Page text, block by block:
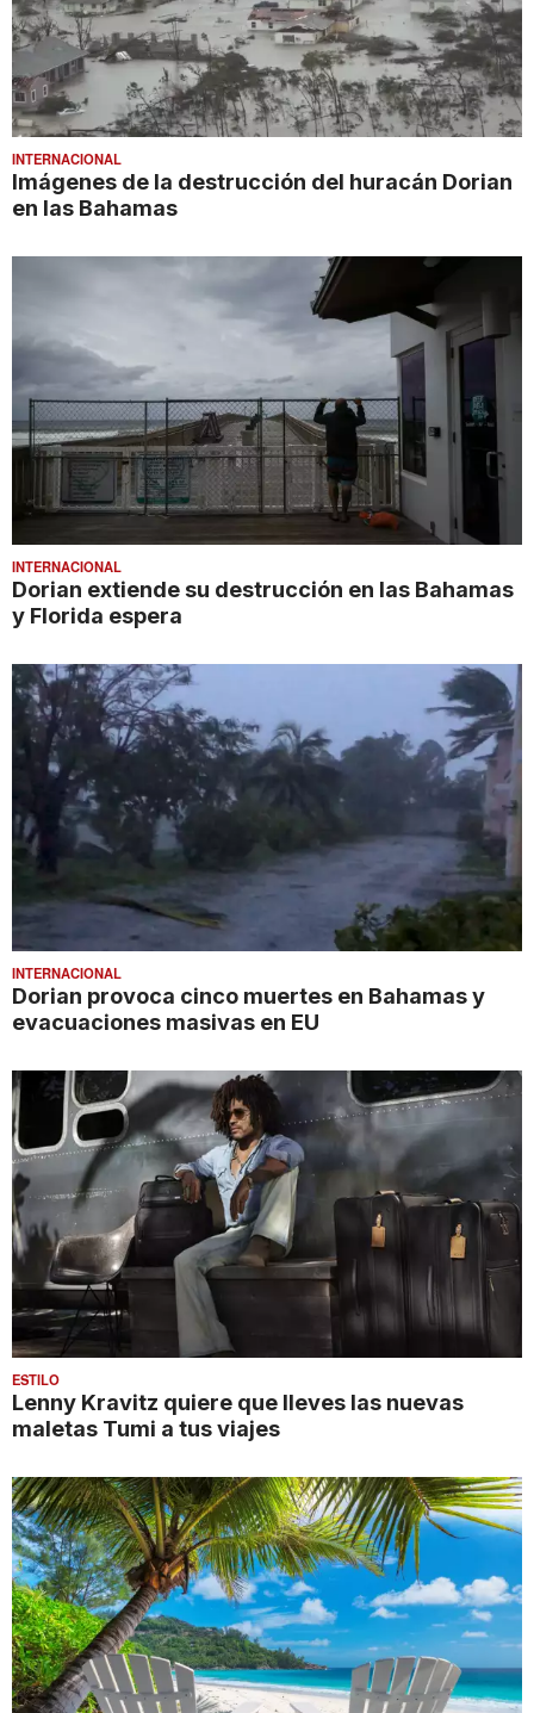
INTERNACIONAL
Imágenes de la destrucción del huracán Dorian
en las Bahamas
INTERNACIONAL
Dorian extiende su destrucción en las Bahamas
y Florida espera
INTERNACIONAL
Dorian provoca cinco muertes en Bahamas y
evacuaciones masivas en EU
ESTILO
Lenny Kravitz quiere que lleves las nuevas
maletas Tumi a tus viajes